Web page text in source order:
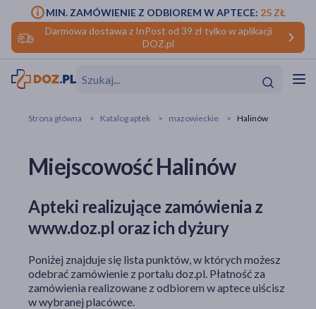
Darmowa dostawa z InPost od 39 zł tylko w aplikacji
DOZ.pl
MIN. ZAMÓWIENIE Z ODBIOREM W APTECE: 25 ZŁ
makijażu
Strona główna Katalog aptek mazowieckie Halinów
Miejscowość Halinów
Apteki realizujące zamówienia z
www.doz.pl oraz ich dyżury
Poniżej znajduje się lista punktów, w których możesz
odebrać zamówienie z portalu doz.pl. Płatność za
zamówienia realizowane z odbiorem w aptece uiścisz
w wybranej placówce.